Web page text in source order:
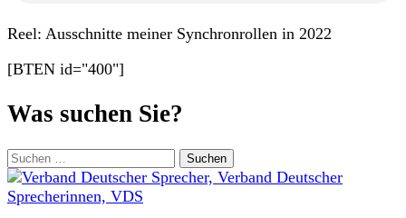
Reel: Ausschnitte meiner Synchronrollen in 2022
[BTEN id="400"]
Was suchen Sie?
Suchen
nach: